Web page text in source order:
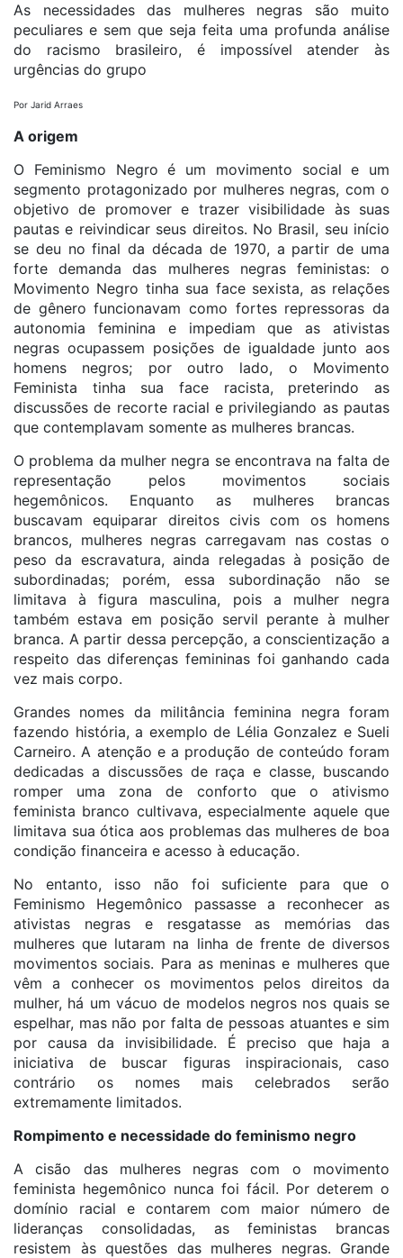
As necessidades das mulheres negras são muito
peculiares e sem que seja feita uma profunda análise
do racismo brasileiro, é impossível atender às
urgências do grupo
Por Jarid Arraes
A origem
O Feminismo Negro é um movimento social e um
segmento protagonizado por mulheres negras, com o
objetivo de promover e trazer visibilidade às suas
pautas e reivindicar seus direitos. No Brasil, seu início
se deu no final da década de 1970, a partir de uma
forte demanda das mulheres negras feministas: o
Movimento Negro tinha sua face sexista, as relações
de gênero funcionavam como fortes repressoras da
autonomia feminina e impediam que as ativistas
negras ocupassem posições de igualdade junto aos
homens negros; por outro lado, o Movimento
Feminista tinha sua face racista, preterindo as
discussões de recorte racial e privilegiando as pautas
que contemplavam somente as mulheres brancas.
O problema da mulher negra se encontrava na falta de
representação pelos movimentos sociais
hegemônicos. Enquanto as mulheres brancas
buscavam equiparar direitos civis com os homens
brancos, mulheres negras carregavam nas costas o
peso da escravatura, ainda relegadas à posição de
subordinadas; porém, essa subordinação não se
limitava à figura masculina, pois a mulher negra
também estava em posição servil perante à mulher
branca. A partir dessa percepção, a conscientização a
respeito das diferenças femininas foi ganhando cada
vez mais corpo.
Grandes nomes da militância feminina negra foram
fazendo história, a exemplo de Lélia Gonzalez e Sueli
Carneiro. A atenção e a produção de conteúdo foram
dedicadas a discussões de raça e classe, buscando
romper uma zona de conforto que o ativismo
feminista branco cultivava, especialmente aquele que
limitava sua ótica aos problemas das mulheres de boa
condição financeira e acesso à educação.
No entanto, isso não foi suficiente para que o
Feminismo Hegemônico passasse a reconhecer as
ativistas negras e resgatasse as memórias das
mulheres que lutaram na linha de frente de diversos
movimentos sociais. Para as meninas e mulheres que
vêm a conhecer os movimentos pelos direitos da
mulher, há um vácuo de modelos negros nos quais se
espelhar, mas não por falta de pessoas atuantes e sim
por causa da invisibilidade. É preciso que haja a
iniciativa de buscar figuras inspiracionais, caso
contrário os nomes mais celebrados serão
extremamente limitados.
Rompimento e necessidade do feminismo negro
A cisão das mulheres negras com o movimento
feminista hegemônico nunca foi fácil. Por deterem o
domínio racial e contarem com maior número de
lideranças consolidadas, as feministas brancas
resistem às questões das mulheres negras. Grande